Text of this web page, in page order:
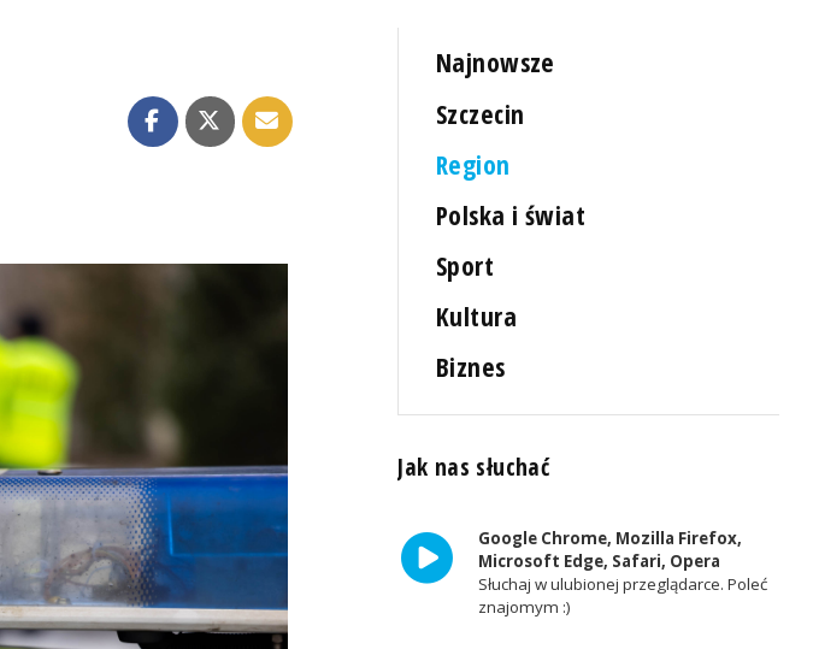
Najnowsze
Szczecin
Region
Polska i świat
Sport
Kultura
Biznes
Jak nas słuchać
Google Chrome, Mozilla Firefox,
Microsoft Edge, Safari, Opera
Słuchaj w ulubionej przeglądarce. Poleć
znajomym :)